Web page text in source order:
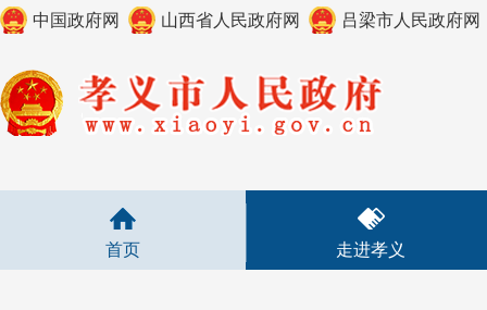
中国政府网 山西省人民政府网 吕梁市人民政府网
首页 走进孝义